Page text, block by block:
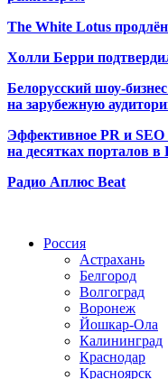
The White Lotus
Холли Берри
Белорусский шоу-
на зарубежную
Эффективное PR и
на десятках порталов в
Радио Аплюс Beat
Россия
Астрахань
Белгород
Волгоград
Воронеж
Йошкар-Ола
Калининград
Краснодар
Красноярск